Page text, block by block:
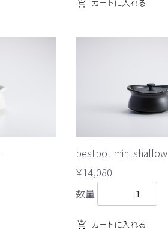
カートに入れる
bestpot mini shallow
￥14,080
数量
カートに入れる